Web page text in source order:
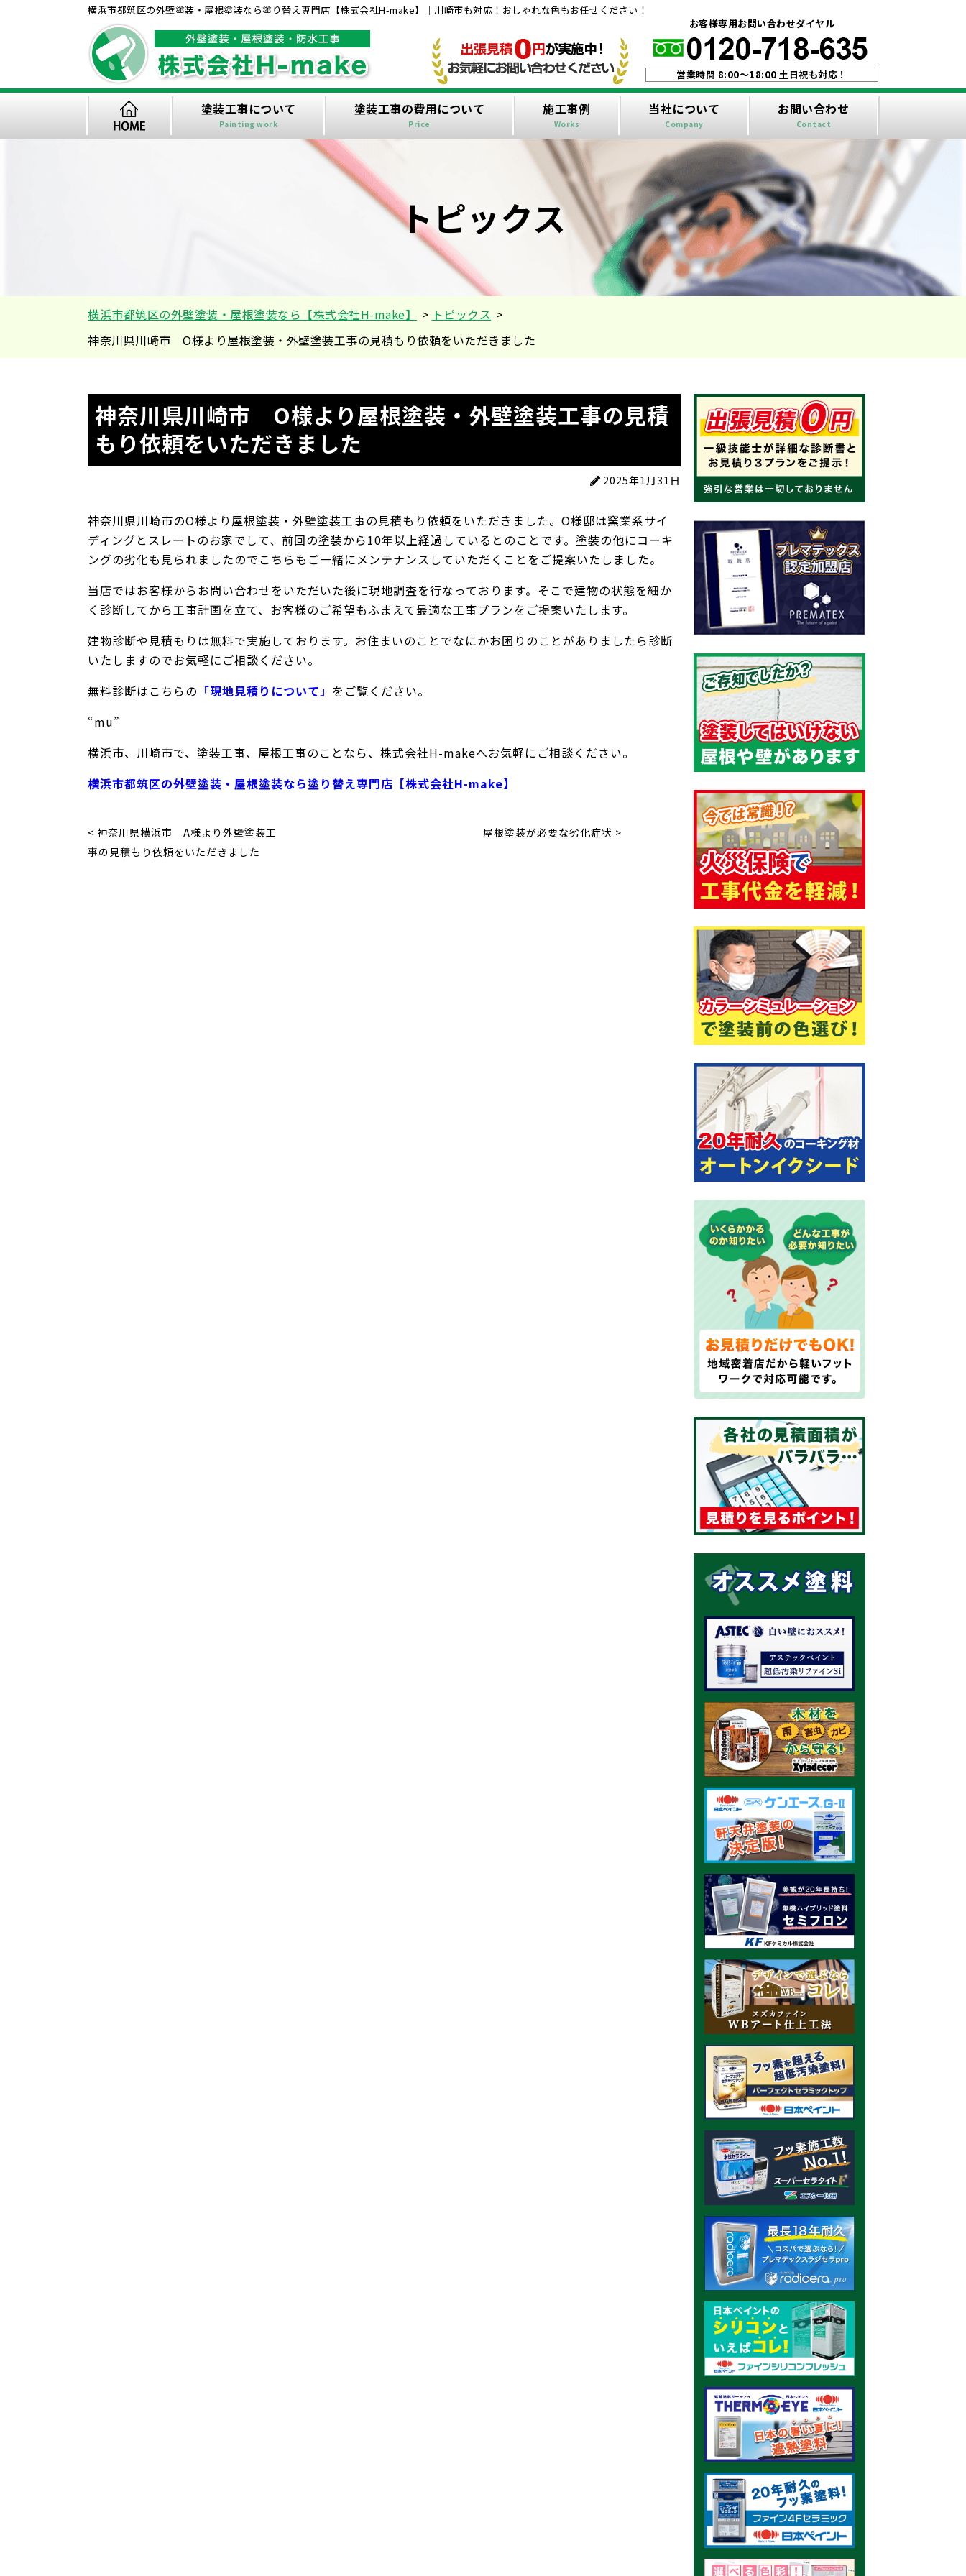
横浜市都筑区の外壁塗装・屋根塗装なら塗り替え専門店【株式会社H-make】｜川崎市も対応！おしゃれな色もお任せください！
お客様専用お問い合わせダイヤル
営業時間 8:00〜18:00 土日祝も対応！
塗装工事について
Painting work
塗装工事の費用について
Price
施工事例
Works
当社について
Company
お問い合わせ
Contact
トピックス
横浜市都筑区の外壁塗装・屋根塗装なら【株式会社H-make】 > トピックス >
神奈川県川崎市 O様より屋根塗装・外壁塗装工事の見積もり依頼をいただきました
神奈川県川崎市 O様より屋根塗装・外壁塗装工事の見積
もり依頼をいただきました
2025年1月31日
神奈川県川崎市のO様より屋根塗装・外壁塗装工事の見積もり依頼をいただきました。O様邸は窯業系サイ
ディングとスレートのお家でして、前回の塗装から10年以上経過しているとのことです。塗装の他にコーキ
ングの劣化も見られましたのでこちらもご一緒にメンテナンスしていただくことをご提案いたしました。
当店ではお客様からお問い合わせをいただいた後に現地調査を行なっております。そこで建物の状態を細か
く診断してから工事計画を立て、お客様のご希望もふまえて最適な工事プランをご提案いたします。
建物診断や見積もりは無料で実施しております。お住まいのことでなにかお困りのことがありましたら診断
いたしますのでお気軽にご相談ください。
無料診断はこちらの 「現地見積りについて」 をご覧ください。
“mu”
横浜市、川崎市で、塗装工事、屋根工事のことなら、株式会社H-makeへお気軽にご相談ください。
横浜市都筑区の外壁塗装・屋根塗装なら塗り替え専門店【株式会社H-make】
< 神奈川県横浜市 A様より外壁塗装工
事の見積もり依頼をいただきました
屋根塗装が必要な劣化症状 >